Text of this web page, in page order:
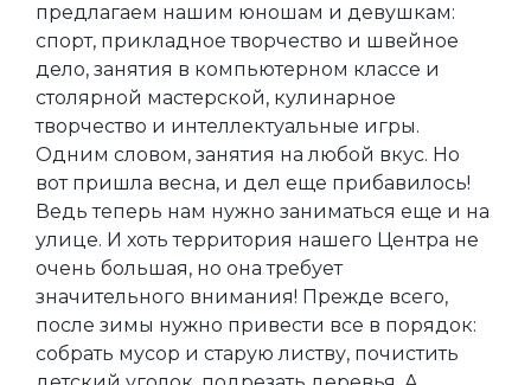
предлагаем нашим юношам и девушкам:
спорт, прикладное творчество и швейное
дело, занятия в компьютерном классе и
столярной мастерской, кулинарное
творчество и интеллектуальные игры.
Одним словом, занятия на любой вкус. Но
вот пришла весна, и дел еще прибавилось!
Ведь теперь нам нужно заниматься еще и на
улице. И хоть территория нашего Центра не
очень большая, но она требует
значительного внимания! Прежде всего,
после зимы нужно привести все в порядок:
собрать мусор и старую листву, почистить